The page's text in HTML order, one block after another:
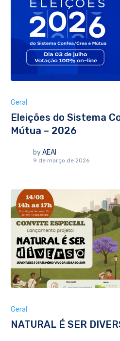
Geral
Eleições do Sistema
Mútua – 2026
by AEAI
9 de março de 2026
Geral
NATURAL É SER